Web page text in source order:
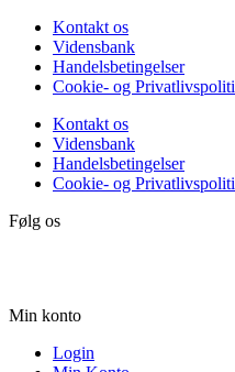
Kontakt os
Vidensbank
Handelsbetingelser
Cookie- og
Kontakt os
Vidensbank
Handelsbetingelser
Cookie- og
Følg os
Min konto
Login